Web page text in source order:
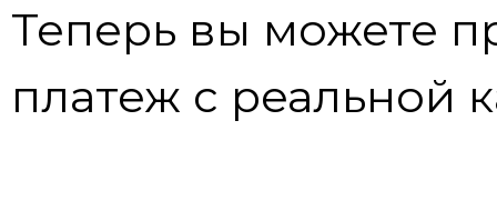
Теперь вы можете
платеж с реальной